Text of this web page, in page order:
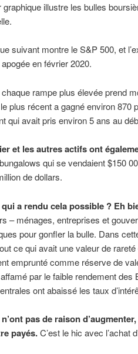
graphique illustre les bulles
suivant montre le S&P 500, et
en février 2020.
rampe plus élevée prend
plus récent a gagné environ 870
qui avait pris environ 5 ans au
et les autres actifs ont
qui se vendaient $150
de dollars.
qui a rendu cela possible ? Eh
– ménages, entreprises et
pour gonfler la bulle. Dans
ce qui avait une valeur de
emprunté comme réserve de
par le faible rendement des
ont abaissé les taux
pas de raison
payés.C’est le hic avec l’achat